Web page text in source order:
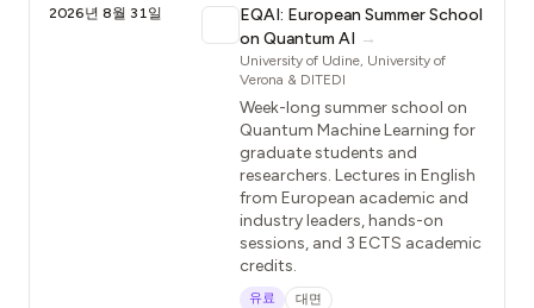
2026년 8월 31일
EQAI: European Summer School
on Quantum AI →
University of Udine, University of
Verona & DITEDI
Week-long summer school on
Quantum Machine Learning for
graduate students and
researchers. Lectures in English
from European academic and
industry leaders, hands-on
sessions, and 3 ECTS academic
credits.
유료
대면